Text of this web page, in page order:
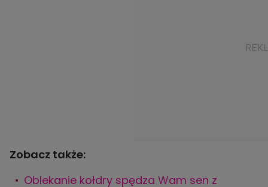
Zobacz także:
Oblekanie kołdry spędza Wam sen z